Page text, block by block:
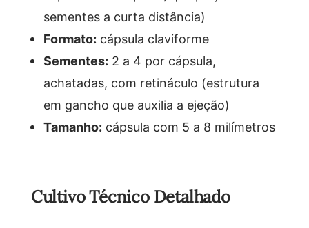
sementes a curta distância)
Formato: cápsula claviforme
Sementes: 2 a 4 por cápsula,
achatadas, com retináculo (estrutura
em gancho que auxilia a ejeção)
Tamanho: cápsula com 5 a 8 milímetros
Cultivo Técnico Detalhado